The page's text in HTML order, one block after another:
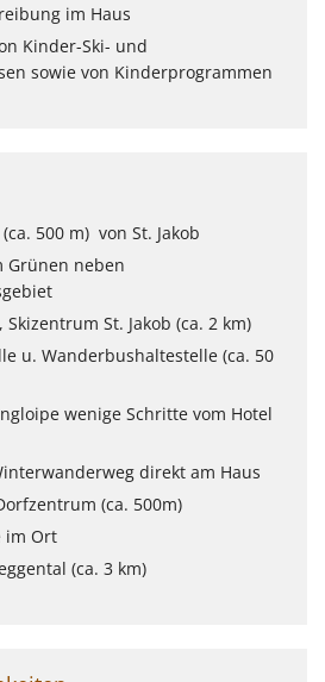
im Haus
Kinder-Ski- und
sowie von Kinderprogrammen
500 m) von St. Jakob
Grünen neben
St. Jakob (ca. 2 km)
u. Wanderbushaltestelle (ca. 50
wenige Schritte vom Hotel
direkt am Haus
(ca. 500m)
im Ort
(ca. 3 km)